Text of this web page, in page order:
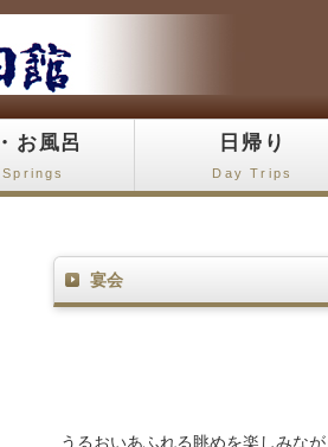
お風呂 日帰り
Day Trips
宴会
うるおいあふれる眺めを楽しみなが